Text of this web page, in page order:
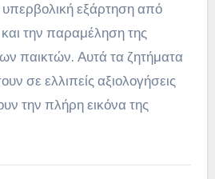
εξάρτηση από
την παραμέληση της
παικτών. Αυτά τα ζητήματα
σε ελλιπείς αξιολογήσεις
την πλήρη εικόνα της